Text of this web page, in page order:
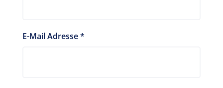
E-Mail Adresse*